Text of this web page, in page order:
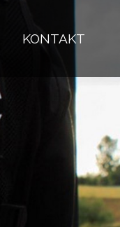
KONTAKT